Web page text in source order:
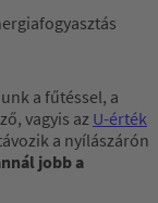
a fűtéssel, a
vagyis az U-érték
a nyílászárón
jobb a